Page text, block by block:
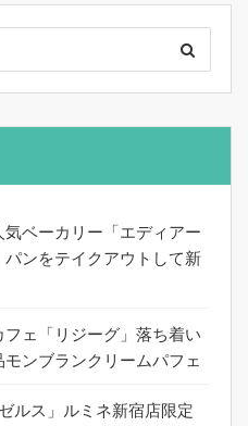
ベーカリー「エディアー
ンをテイクアウトして新
ェ「リジーグ」落ち着い
ンブランクリームパフェ
ルス」ルミネ新宿店限定